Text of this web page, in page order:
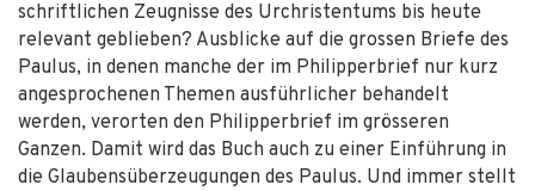
schriftlichen Zeugnisse des Urchristentums bis heute
relevant geblieben? Ausblicke auf die grossen Briefe des
Paulus, in denen manche der im Philipperbrief nur kurz
angesprochenen Themen ausführlicher behandelt
werden, verorten den Philipperbrief im grösseren
Ganzen. Damit wird das Buch auch zu einer Einführung in
die Glaubensüberzeugungen des Paulus. Und immer stellt